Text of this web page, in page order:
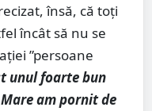
însă, că toți
încât să nu se
”persoane
unul foarte bun
am pornit de